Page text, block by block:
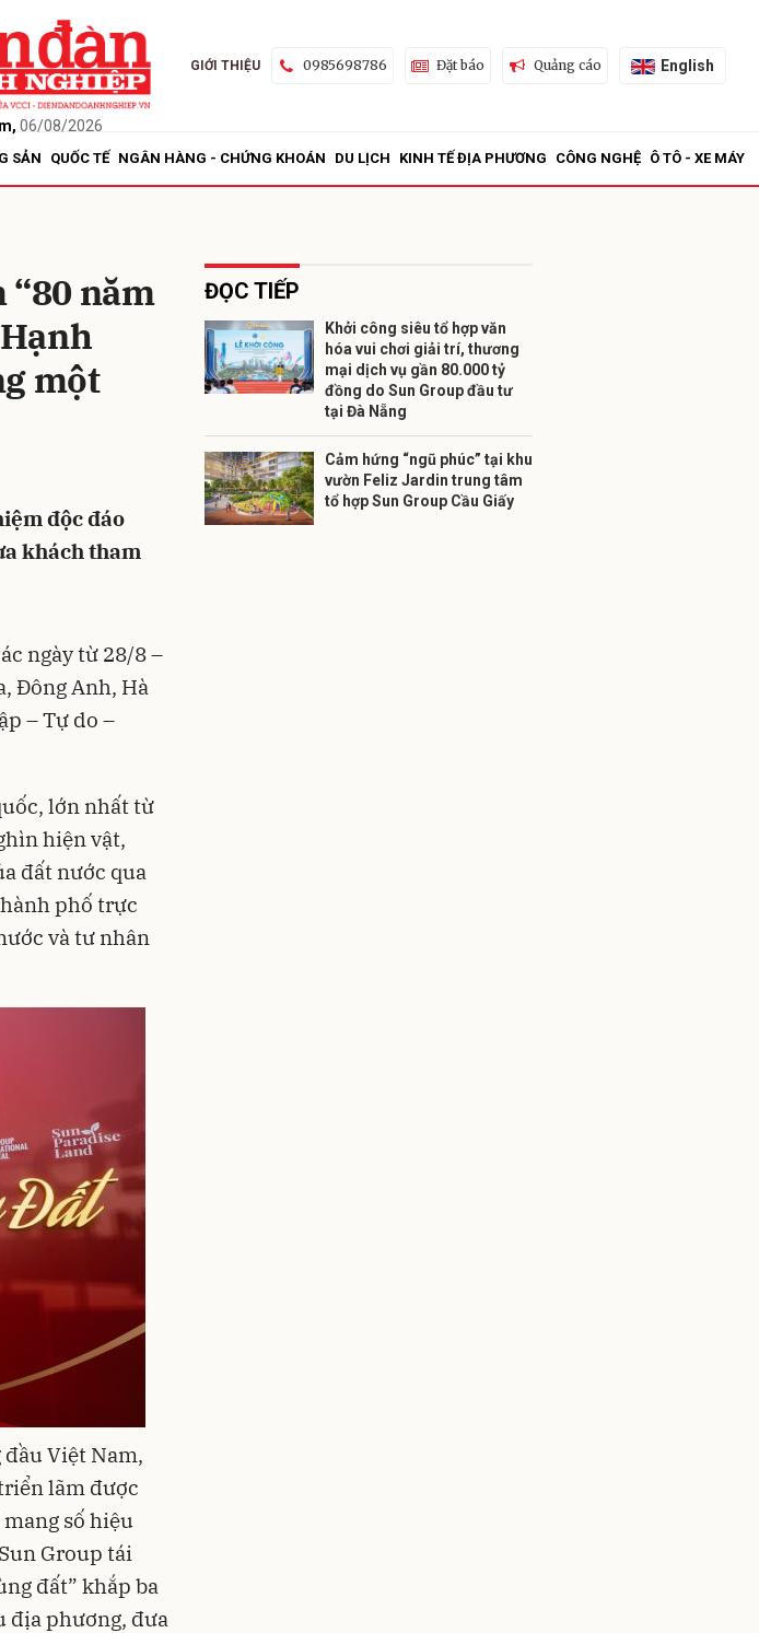
06/08/2026
GIỚI THIỆU 0985698786 Đặt báo Quảng cáo English
SẢN QUỐC TẾ NGÂN HÀNG - CHỨNG KHOÁN DU LỊCH KINH TẾ ĐỊA PHƯƠNG CÔNG NGHỆ Ô TÔ - XE MÁY
năm
một
độc đáo
khách tham
ngày từ 28/8 –
Đông Anh, Hà
– Tự do –
lớn nhất từ
hiện vật,
đất nước qua
phố trực
và tư nhân
Việt Nam,
lãm được
số hiệu
Group tái
đất” khắp ba
địa phương, đưa
ĐỌC TIẾP
Khởi công siêu tổ hợp văn
hóa vui chơi giải trí, thương
mại dịch vụ gần 80.000 tỷ
đồng do Sun Group đầu tư
tại Đà Nẵng
Cảm hứng “ngũ phúc” tại khu
vườn Feliz Jardin trung tâm
tổ hợp Sun Group Cầu Giấy
Gửi